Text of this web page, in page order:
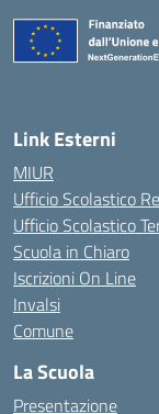
Link Esterni
MIUR
Ufficio Scolastico
Ufficio Scolastico
Scuola in Chiaro
Iscrizioni On Line
Invalsi
Comune
La Scuola
Presentazione